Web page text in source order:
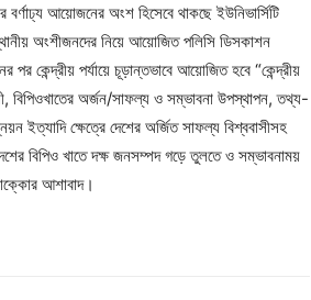
বর্ণাঢ্য আয়োজনের অংশ হিসেবে থাকছে ইউনিভার্সিটি
অংশীজনদের নিয়ে আয়োজিত পলিসি ডিসকাশন
পর কেন্দ্রীয় পর্যায়ে চূড়ান্তভাবে আয়োজিত হবে “কেন্দ্রীয়
বিপিওখাতের অর্জন/সাফল্য ও সম্ভাবনা উপস্থাপন, তথ্য-
ইত্যাদি ক্ষেত্রে দেশের অর্জিত সাফল্য বিশ্ববাসীসহ
বিপিও খাতে দক্ষ জনসম্পদ গড়ে তুলতে ও সম্ভাবনাময়
আশাবাদ।